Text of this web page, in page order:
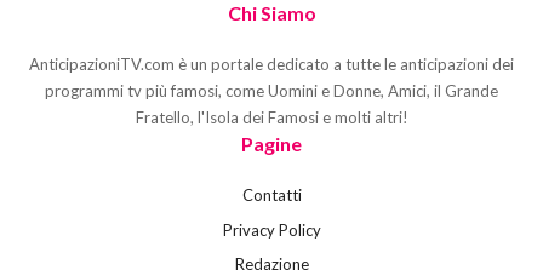
Chi Siamo
AnticipazioniTV.com è un portale dedicato a tutte le anticipazioni dei
programmi tv più famosi, come Uomini e Donne, Amici, il Grande
Fratello, l'Isola dei Famosi e molti altri!
Pagine
Contatti
Privacy Policy
Redazione